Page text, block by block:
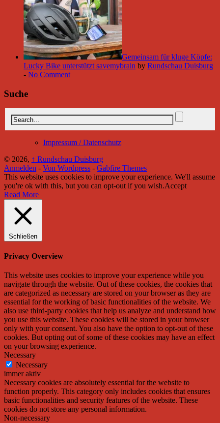
Gemeinsam für kluge Köpfe:
Lucky Bike unterstützt savemybrain by Rundschau Duisburg
- No Comment
Suche
Impressum / Datenschutz
© 2026, ↑ Rundschau Duisburg
Anmelden - Von Wordpress - Gabfire Themes
This website uses cookies to improve your experience. We'll assume
you're ok with this, but you can opt-out if you wish.Accept
Read More
Schließen
Privacy Overview
This website uses cookies to improve your experience while you
navigate through the website. Out of these cookies, the cookies that
are categorized as necessary are stored on your browser as they are
essential for the working of basic functionalities of the website. We
also use third-party cookies that help us analyze and understand how
you use this website. These cookies will be stored in your browser
only with your consent. You also have the option to opt-out of these
cookies. But opting out of some of these cookies may have an effect
on your browsing experience.
Necessary
Necessary
immer aktiv
Necessary cookies are absolutely essential for the website to
function properly. This category only includes cookies that ensures
basic functionalities and security features of the website. These
cookies do not store any personal information.
Non-necessary